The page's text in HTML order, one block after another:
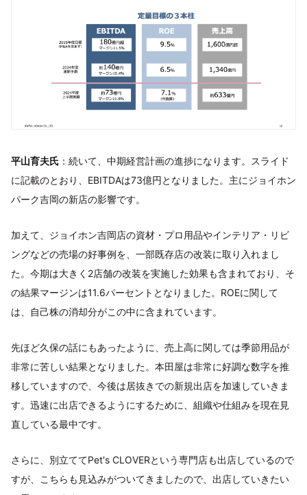
平山育夫氏 ：続いて、中期経営計画の進捗になります。スライド
に記載のとおり、EBITDAは73億円となりました。主にジョイホン
パーク吉岡の新店の影響です。
加えて、ジョイホン吉岡店の資材・プロ用品やインテリア・リビ
ングなどの売場の好事例を、一部既存店の改装に取り入れまし
た。今期は大きく2店舗の改装を実施した効果も含まれており、そ
の結果マージンは11.6パーセントとなりました。ROEに関して
は、自己株の消却分がこの中に含まれています。
先ほど久保の話にもあったように、売上高に関しては季節用品が
非常に苦しい結果となりました。本田屋は非常に好調な数字を推
移していますので、今後は居抜きでの新規出店を加速していきま
す。迅速に出店できるようにするために、組織や仕組みを現在見
直している最中です。
さらに、別立ててPet's CLOVERという専門店も出店しているので
すが、こちらも見込みがついてきましたので、出店していきたい